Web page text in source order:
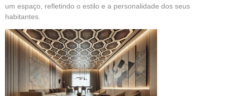
um espaço, refletindo o estilo e a personalidade dos seus
habitantes.